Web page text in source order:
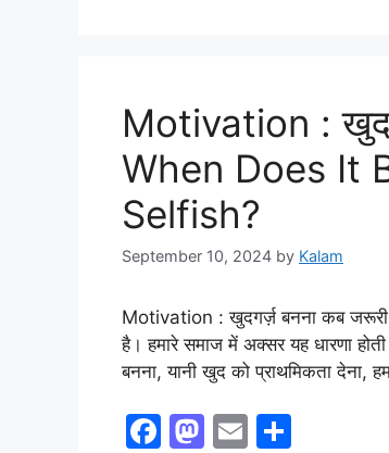
k
Motivation :
When Does It
Selfish?
September 10, 2024 by Kalam
Motivation : खुदगर्ज़ बनना कब जरूरी
है। हमारे समाज में अक्सर यह धारणा
बनना, यानी खुद को प्राथमिकता देना,
F
M E